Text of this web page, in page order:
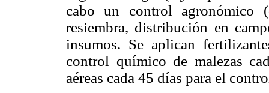
cabo un control agronómico
resiembra, distribución en
insumos. Se aplican
control químico de malezas
aéreas cada 45 días para el